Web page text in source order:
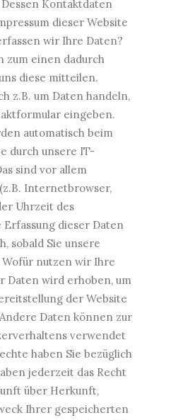
Kontaktdaten
dieser Website
wir Ihre Daten?
zum einen dadurch
diese mitteilen.
z.B. um Daten handeln,
eingeben.
automatisch beim
durch unsere IT-
sind vor allem
Internetbrowser,
Uhrzeit des
Erfassung dieser Daten
sobald Sie unsere
nutzen wir Ihre
Daten wird erhoben, um
der Website
Daten können zur
verwendet
haben Sie bezüglich
jederzeit das Recht
über Herkunft,
Ihrer gespeicherten